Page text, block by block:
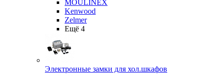
MOULINEX
Kenwood
Zelmer
Ещё 4
Электронные замки для хол.шкафов